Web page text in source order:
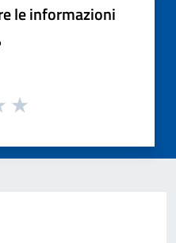
le informazioni